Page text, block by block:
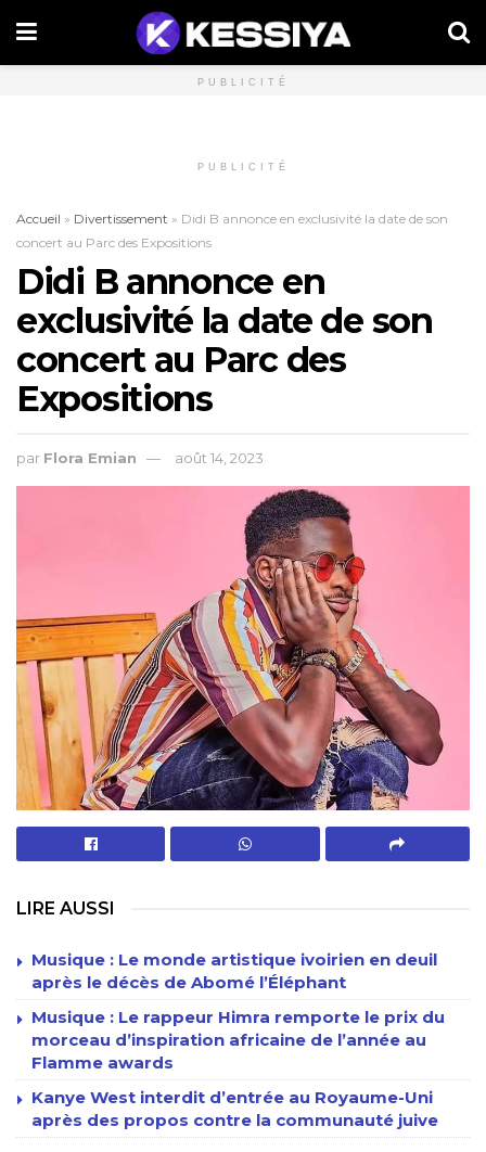
PUBLICITÉ
PUBLICITÉ
Accueil » Divertissement » Didi B annonce en exclusivité la date de son
concert au Parc des Expositions
Didi B annonce en
exclusivité la date de son
concert au Parc des
Expositions
par Flora Emian août 14, 2023
LIRE AUSSI
Musique : Le monde artistique ivoirien en deuil
après le décès de Abomé l’Éléphant
Musique : Le rappeur Himra remporte le prix du
morceau d’inspiration africaine de l’année au
Flamme awards
Kanye West interdit d’entrée au Royaume-Uni
après des propos contre la communauté juive